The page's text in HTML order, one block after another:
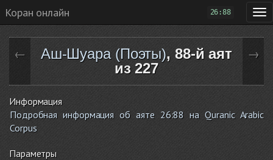
Коран онлайн 26:88
← Аш-Шуара (Поэты), 88-й аят
из 227
→
Информация
Подробная информация об аяте 26:88 на Quranic Arabic
Corpus
Параметры